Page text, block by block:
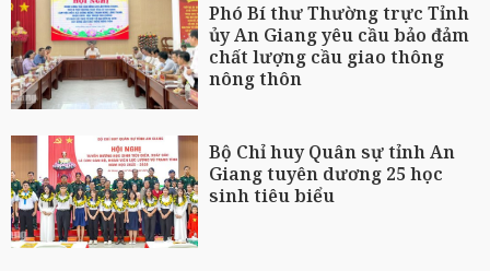
Phó Bí thư Thường trực Tỉnh
ủy An Giang yêu cầu bảo đảm
chất lượng cầu giao thông
nông thôn
Bộ Chỉ huy Quân sự tỉnh An
Giang tuyên dương 25 học
sinh tiêu biểu